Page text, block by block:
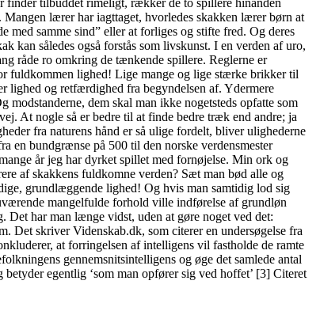
lærer har iagttaget, hvorledes skakken lærer børn at
med samme sind” eller at forliges og stifte fred. Og deres
kan således også forstås som livskunst. I en verden af uro,
råde ro omkring de tænkende spillere. Reglerne er
fuldkommen lighed! Lige mange og lige stærke brikker til
lighed og retfærdighed fra begyndelsen af. Ydermere
dem skal man ikke nogetsteds opfatte som
At nogle så er bedre til at finde bedre træk end andre; ja
fra naturens hånd er så ulige fordelt, bliver ulighederne
en bundgrænse på 500 til den norske verdensmester
år jeg har dyrket spillet med fornøjelse. Min ork og
af skakkens fuldkomne verden? Sæt man bød alle og
grundlæggende lighed! Og hvis man samtidig lod sig
mangelfulde forhold ville indførelse af grundløn
har man længe vidst, uden at gøre noget ved det:
skriver Videnskab.dk, som citerer en undersøgelse fra
at forringelsen af intelligens vil fastholde de ramte
gennemsnitsintelligens og øge det samlede antal
egentlig ‘som man opfører sig ved hoffet’ [3] Citeret